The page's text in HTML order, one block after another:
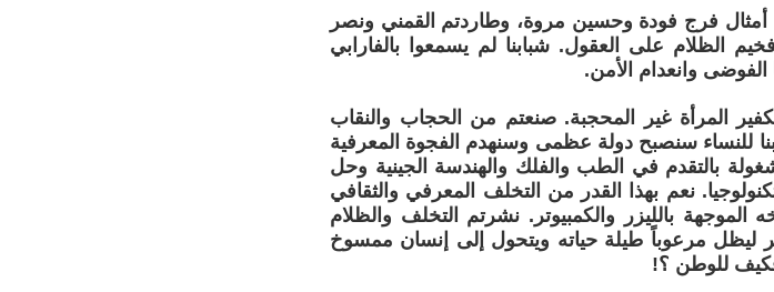
أمثال فرج فودة وحسين مروة، وطاردتم القمني ونصر
الظلام على العقول. شبابنا لم يسمعوا بالفارابي
وانعدام الأمن.
المرأة غير المحجبة. صنعتم من الحجاب والنقاب
للنساء سنصبح دولة عظمى وسنهدم الفجوة المعرفية
بالتقدم في الطب والفلك والهندسة الجينية وحل
تكنولوجيا. نعم بهذا القدر من التخلف المعرفي والثقافي
الموجهة بالليزر والكمبيوتر. نشرتم التخلف والظلام
ليظل مرعوباً طيلة حياته ويتحول إلى إنسان ممسوخ
فكيف للوطن ؟!